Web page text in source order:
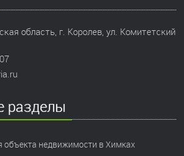
область, г. Королев, ул. Комитетский
разделы
объекта недвижимости в Химках